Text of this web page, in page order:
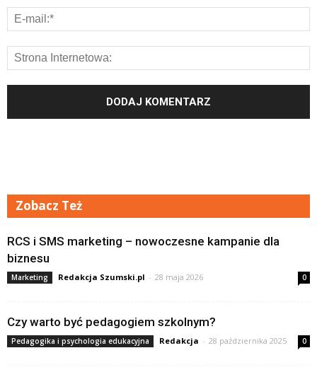
Zobacz Też
RCS i SMS marketing – nowoczesne kampanie dla
biznesu
Marketing Redakcja Szumski.pl - 28 maja 2026 0
Czy warto być pedagogiem szkolnym?
Pedagogika i psychologia edukacyjna Redakcja - 28 października 2025 0